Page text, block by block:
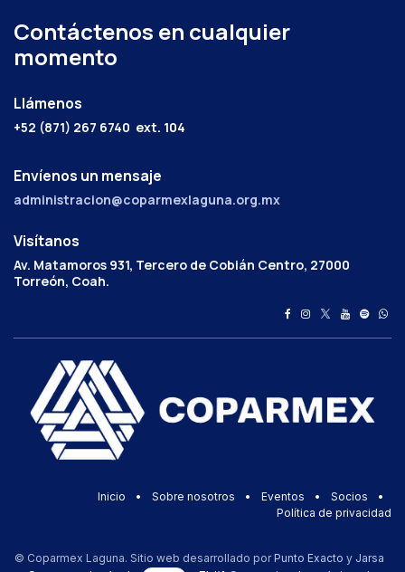
Contáctenos en cualquier
momento
Llámenos
+52 (871) 267 6740 ext. 104
Envíenos un mensaje
administracion@coparmexlaguna.org.mx
Visítanos
Av. Matamoros 931, Tercero de Cobián Centro, 27000
Torreón, Coah.
Inicio • Sobre nosotros • Eventos • Socios
•
Política de privacidad
© Coparmex Laguna. Sitio web desarrollado por Punto Exacto y Jarsa